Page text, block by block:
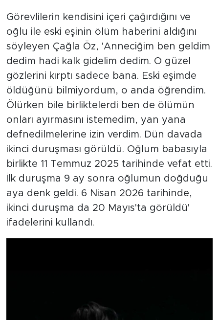
Görevlilerin kendisini içeri çağırdığını ve
oğlu ile eski eşinin ölüm haberini aldığını
söyleyen Çağla Öz, 'Anneciğim ben geldim
dedim hadi kalk gidelim dedim. O güzel
gözlerini kırptı sadece bana. Eski eşimde
öldüğünü bilmiyordum, o anda öğrendim.
Ölürken bile birliktelerdi ben de ölümün
onları ayırmasını istemedim, yan yana
defnedilmelerine izin verdim. Dün davada
ikinci duruşması görüldü. Oğlum babasıyla
birlikte 11 Temmuz 2025 tarihinde vefat etti.
İlk duruşma 9 ay sonra oğlumun doğduğu
aya denk geldi. 6 Nisan 2026 tarihinde,
ikinci duruşma da 20 Mayıs'ta görüldü'
ifadelerini kullandı.